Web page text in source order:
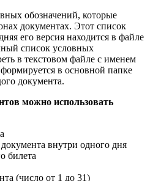
обозначений, которые
документах. Этот список
его версия находится в файле
список условных
в текстовом файле с именем
в основной папке
документа.
можно использовать
внутри одного дня
билета
(число от 1 до 31)